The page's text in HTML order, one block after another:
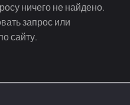
ничего не найдено.
запрос или
сайту.